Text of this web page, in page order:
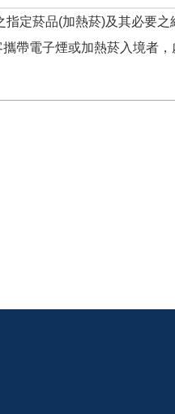
定菸品(加熱菸)及其必要之
帶電子煙或加熱菸入境者